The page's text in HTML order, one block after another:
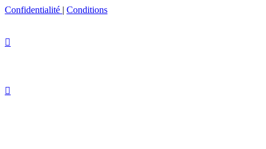
Confidentialité | Conditions